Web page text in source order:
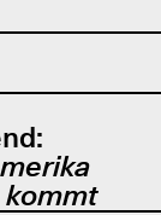
kommt